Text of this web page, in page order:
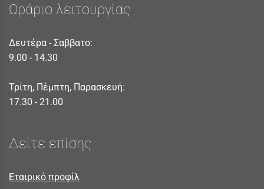
Ωράριο λειτουργίας
Δευτέρα - Σαββατο:
9.00 - 14.30
Τρίτη, Πέμπτη, Παρασκευή:
17.30 - 21.00
Δείτε επίσης
Εταιρικό προφίλ